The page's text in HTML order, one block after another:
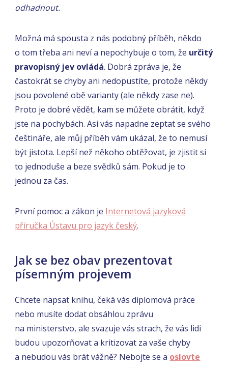
odhadnout.
Možná má spousta z nás podobný příběh, někdo
o tom třeba ani neví a nepochybuje o tom, že určitý
pravopisný jev ovládá. Dobrá zpráva je, že
častokrát se chyby ani nedopustíte, protože někdy
jsou povolené obě varianty (ale někdy zase ne).
Proto je dobré vědět, kam se můžete obrátit, když
jste na pochybách. Asi vás napadne zeptat se svého
češtináře, ale můj příběh vám ukázal, že to nemusí
být jistota. Lepší než někoho obtěžovat, je zjistit si
to jednoduše a beze svědků sám. Pokud je to
jednou za čas.
První pomoc a zákon je Internetová jazyková
příručka Ústavu pro jazyk český.
Jak se bez obav prezentovat
písemným projevem
Chcete napsat knihu, čeká vás diplomová práce
nebo musíte dodat obsáhlou zprávu
na ministerstvo, ale svazuje vás strach, že vás lidi
budou upozorňovat a kritizovat za vaše chyby
a nebudou vás brát vážně? Nebojte se a oslovte